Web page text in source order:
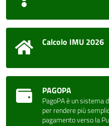
Calcolo IMU 2026
PAGOPA
PagoPA è un sistema
per rendere più
pagamento verso la